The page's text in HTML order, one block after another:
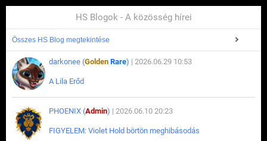
HS Blogok - A közösség hírei
Összes HS Blog megtekintése
darkonee (Golden Rare) | 2026.06.29 10:53
A Lila Erőd
PHOENIX (Admin) | 2026.06.10 20:23
FIGYELEM: Violet Hold börtön meghibásodás